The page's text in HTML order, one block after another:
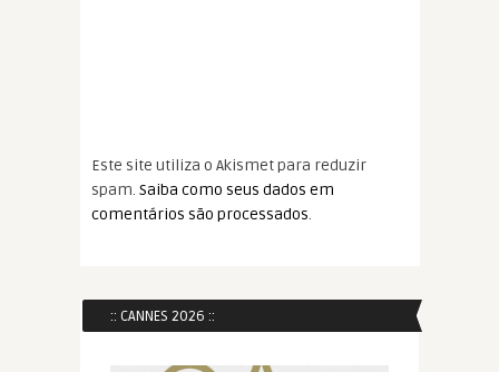
Este site utiliza o Akismet para reduzir
spam. Saiba como seus dados em
comentários são processados.
:: CANNES 2026 ::